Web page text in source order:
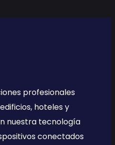
profesionales
hoteles y
nuestra tecnología
conectados